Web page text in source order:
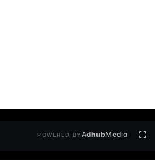
POWERED BYAdhubMedia